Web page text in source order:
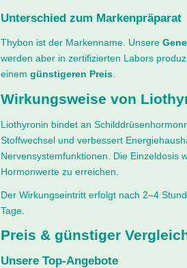
Unterschied zum Markenpräparat
Thybon ist der Markenname. Unsere
werden aber in zertifizierten Labors
einem günstigeren Preis.
Wirkungsweise von
Liothyronin bindet an
Stoffwechsel und verbessert
Nervensystemfunktionen. Die Einzeldosis
Hormonwerte zu erreichen.
Der Wirkungseintritt erfolgt nach 2–4
Tage.
Preis & günstiger
Unsere Top-Angebote